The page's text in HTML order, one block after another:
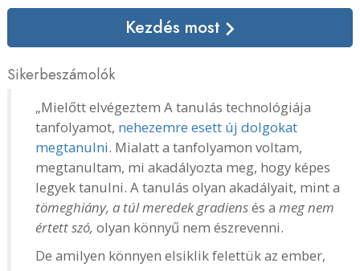
Kezdés most
Sikerbeszámolók
„Mielőtt elvégeztem A tanulás technológiája
tanfolyamot, nehezemre esett új dolgokat
megtanulni. Mialatt a tanfolyamon voltam,
megtanultam, mi akadályozta meg, hogy képes
legyek tanulni. A tanulás olyan akadályait, mint a
tömeghiány, a túl meredek gradiensés a meg nem
értett szó, olyan könnyű nem észrevenni.
De amilyen könnyen elsiklik felettük az ember,